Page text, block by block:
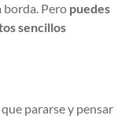
borda. Pero puedes
sencillos
pararse y pensar